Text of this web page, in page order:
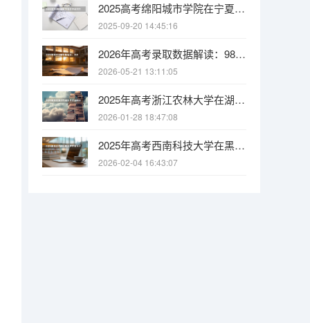
2025高考绵阳城市学院在宁夏招生计划介绍
2025-09-20 14:45:16
2026年高考录取数据解读：985/211/双一流录取率各省排名
2026-05-21 13:11:05
2025年高考浙江农林大学在湖南投档分数线
2026-01-28 18:47:08
2025年高考西南科技大学在黑龙江投档分数线
2026-02-04 16:43:07